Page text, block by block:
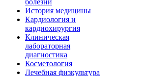
болезни
История медицины
Кардиология и
кардиохирургия
Клиническая
лабораторная
диагностика
Косметология
Лечебная физкультура